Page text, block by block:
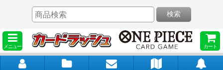
メニュー カート
検索